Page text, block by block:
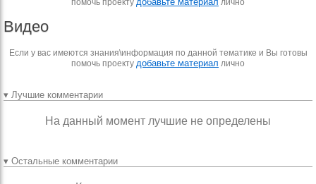
Видео
Если у вас имеются знания\информация по данной тематике и Вы готовы
помочь проекту добавьте материал лично
▾ Лучшие комментарии
На данный момент лучшие не определены
▾ Остальные комментарии